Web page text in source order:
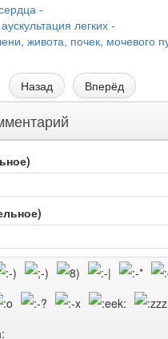
-
легких -
живота, почек, мочевого
Назад
Вперёд